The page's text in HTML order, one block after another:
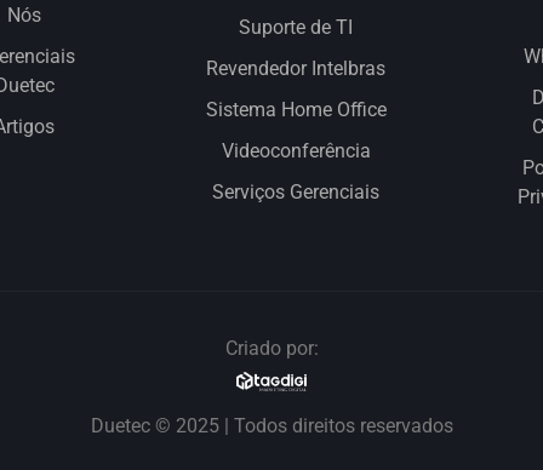
Nós
Suporte de TI
Revendedor Intelbras
Sistema Home Office
Videoconferência
Serviços Gerenciais
Criado por:
Duetec © 2025 | Todos direitos reservados